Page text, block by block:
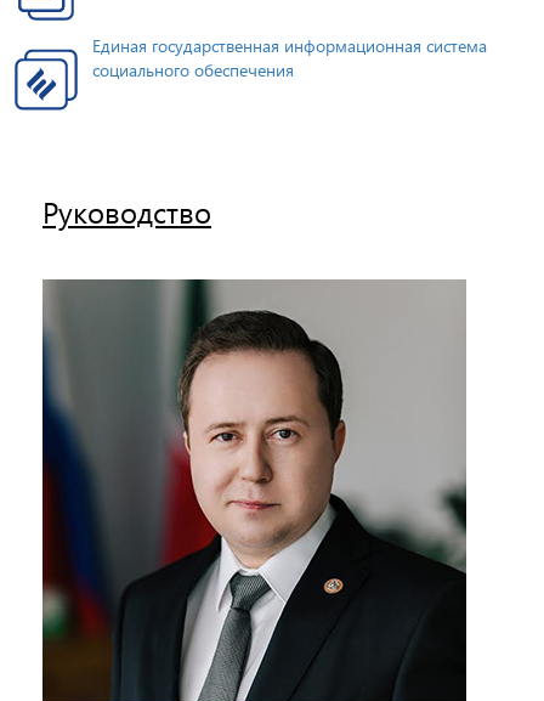
Единая государственная информационная система
социального обеспечения
Руководство